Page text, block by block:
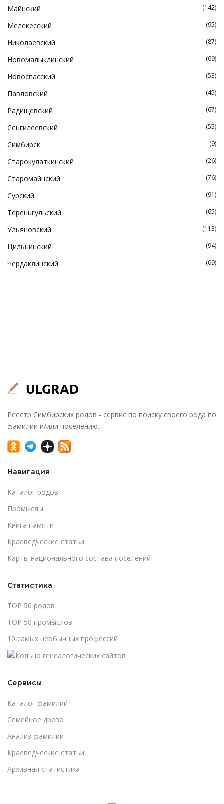
Майнский (142)
Мелекесский (95)
Николаевский (87)
Новомалыклинский (69)
Новоспасский (53)
Павловский (45)
Радищевский (67)
Сенгилеевский (55)
Симбирск (9)
Старокулаткинский (26)
Старомайнский (76)
Сурский (91)
Тереньгульский (65)
Ульяновский (113)
Цильнинский (94)
Чердаклинский (69)
Реестр Симбирских родов - сервис по поиску своего рода по
фамилии и/или поселению.
Навигация
Каталог родов
Промыслы
Книга памяти
Краеведческие статьи
Карты национального состава поселений
Статистика
TOP 50 родов
TOP 50 промыслов
10 самых необычных профессий
Сервисы
Каталог фамилий
Cемейное древо
Анализ фамилии
Краеведческие статьи
Архивная статистика